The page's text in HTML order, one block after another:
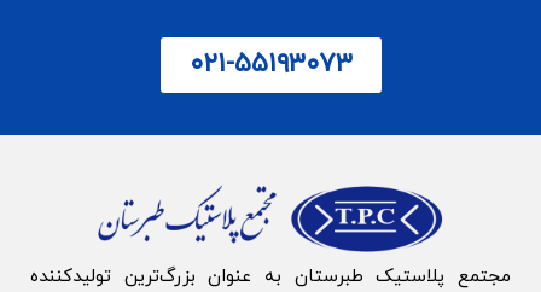
۰۲۱-۵۵۱۹۳۰۷۳
مجتمع پلاستیک طبرستان به‌ عنوان بزرگ‌‌ترین تولیدکننده